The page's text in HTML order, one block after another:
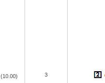
(10.00) 3